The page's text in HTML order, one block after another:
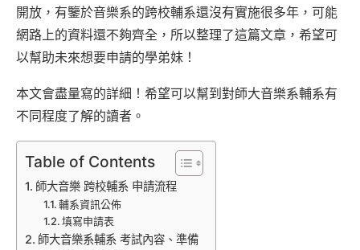
開放，有鑒於音樂系的跨校輔系還沒有實施很多年，可能
網路上的資料還不夠齊全，所以整理了這篇文章，希望可
以幫助未來想要申請的學弟妹！
本文會盡量寫的詳細！希望可以幫到對師大音樂系輔系有
不同程度了解的讀者。
Table of Contents
師大音樂 跨校輔系 申請流程
輔系資訊公佈
填寫申請表
師大音樂系輔系 考試內容、準備